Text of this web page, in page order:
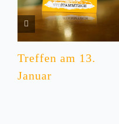
Treffen am 13.
Januar